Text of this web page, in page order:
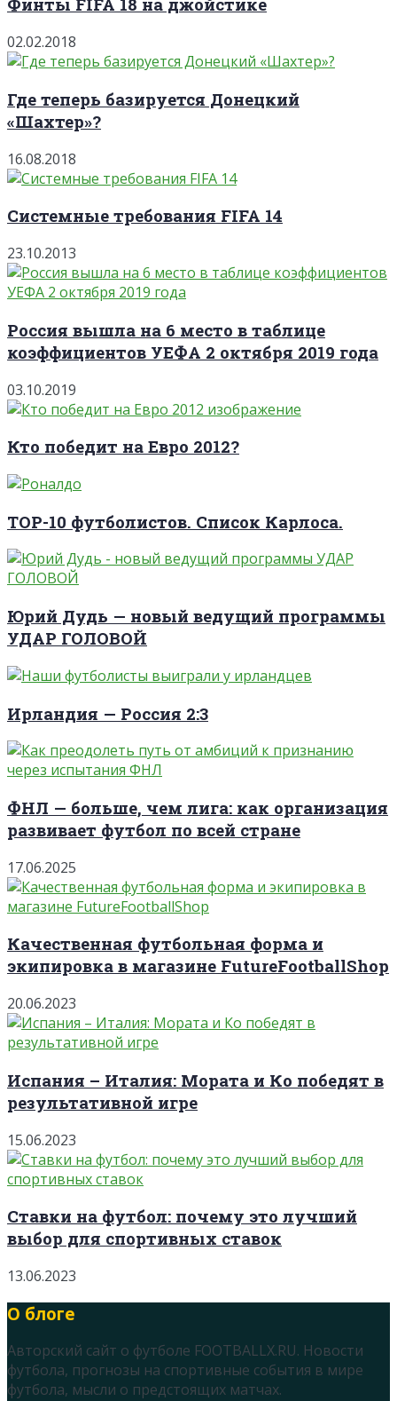
02.02.2018
Где теперь базируется Донецкий
«Шахтер»?
16.08.2018
Системные требования FIFA 14
23.10.2013
Россия вышла на 6 место в таблице
коэффициентов УЕФА 2 октября 2019 года
03.10.2019
Кто победит на Евро 2012?
TOP-10 футболистов. Список Карлоса.
Юрий Дудь — новый ведущий программы
УДАР ГОЛОВОЙ
Ирландия — Россия 2:3
ФНЛ — больше, чем лига: как организация
развивает футбол по всей стране
17.06.2025
Качественная футбольная форма и
экипировка в магазине FutureFootballShop
20.06.2023
Испания – Италия: Мората и Ко победят в
результативной игре
15.06.2023
Ставки на футбол: почему это лучший
выбор для спортивных ставок
13.06.2023
О блоге
Авторский сайт о футболе FOOTBALLX.RU. Новости
футбола, прогнозы на спортивные события в мире
футбола, мысли о предстоящих матчах.